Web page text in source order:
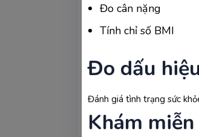
Đánh giá
Quan sát
Đo cân nặng
Tính chỉ số BMI
Đo dấu
Đánh giá tình trạng sức
Khám